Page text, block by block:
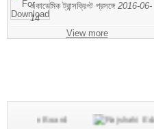
একাডেমিক ট্রান্সক্রিপ্ট প্রসঙ্গে 2016-06-
14
View more